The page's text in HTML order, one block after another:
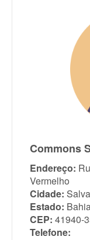
Commons
Endereço:
Vermelho
Cidade:
Estado:
CEP: 41940-
Telefone: